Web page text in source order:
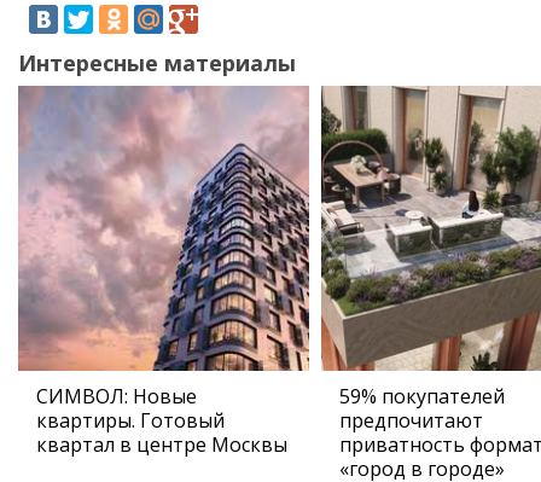
Интересные материалы
СИМВОЛ: Новые
квартиры. Готовый
квартал в центре Москвы
59% покупателей
предпочитают
приватность
«город в городе»